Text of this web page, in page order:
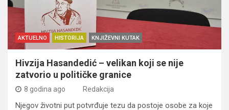
AKTUELNO HISTORIJA KNJIŽEVNI KUTAK
Hivzija Hasandedić – velikan koji se nije
zatvorio u političke granice
8 godina ago Redakcija
Njegov životni put potvrđuje tezu da postoje osobe za koje